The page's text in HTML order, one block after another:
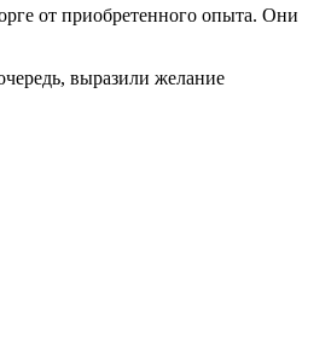
от приобретенного опыта. Они
выразили желание